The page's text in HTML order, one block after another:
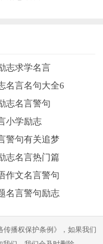
。
。
。
志求学名言
名言名句大全6
志名言警句
小学励志
警句有关追梦
志名言热门篇
作文名言警句
名言警句励志
播权保护条例》，如果我们